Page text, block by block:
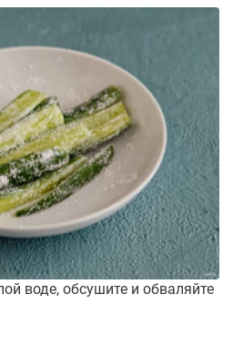
воде, обсушите и обваляйте